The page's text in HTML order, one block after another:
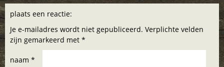
plaats een reactie:
Je e-mailadres wordt niet gepubliceerd. Verplichte velden
zijn gemarkeerd met *
naam *